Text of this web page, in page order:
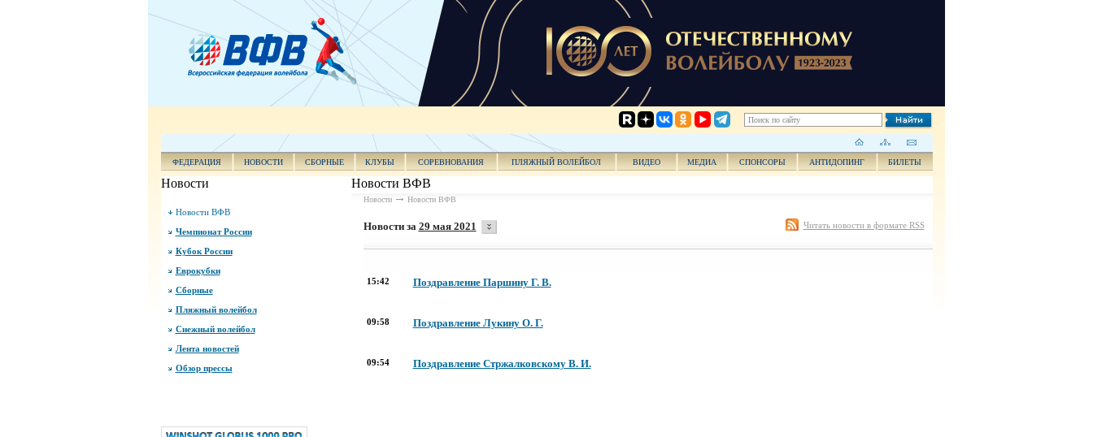
ФЕДЕРАЦИЯ НОВОСТИ СБОРНЫЕ КЛУБЫ СОРЕВНОВАНИЯ ПЛЯЖНЫЙ ВОЛЕЙБОЛ ВИДЕО МЕДИА СПОНСОРЫ АНТИДОПИНГ БИЛЕТЫ
Новости
Новости ВФВ
Чемпионат России
Кубок России
Еврокубки
Сборные
Пляжный волейбол
Снежный волейбол
Лента новостей
Обзор прессы
Новости ВФВ
Новости Новости ВФВ
Новости за 29 мая 2021 Читать новости в формате RSS
15:42 Поздравление Паршину Г. В.
09:58 Поздравление Лукину О. Г.
09:54 Поздравление Стржалковскому В. И.